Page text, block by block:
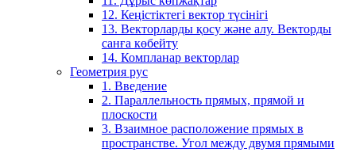
12. Кеңістіктегі вектор түсінігі
13. Векторларды қосу және алу. Векторды
санға көбейту
14. Компланар векторлар
Геометрия рус
1. Введение
2. Параллельность прямых, прямой и
плоскости
3. Взаимное расположение прямых в
пространстве. Угол между двумя прямыми